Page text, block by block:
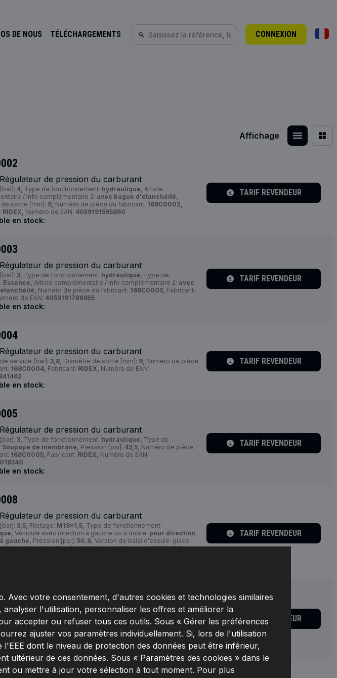
DE NOUS TÉLÉCHARGEMENTS CONNEXION
Avec votre consentement, d'autres cookies et technologies similaires
l'utilisation, personnaliser les offres et améliorer la
accepter ou refuser tous ces outils. Sous « Gérer les préférences
ajuster vos paramètres individuellement. Si, lors de l'utilisation
dont le niveau de protection des données peut être inférieur,
ultérieur de ces données. Sous « Paramètres des cookies » dans le
ou mettre à jour votre sélection à tout moment. Pour plus
Affichage
de pression du carburant
4, Type de fonctionnement: hydraulique, Article
/ Info complémentaire 2: avec bague d'étanchéité,
sortie [mm]: 9, Numéro de pièce du fabricant: 168C0002,
RIDEX, Numéro de EAN: 4059191595860
en stock:
TARIF REVENDEUR
de pression du carburant
3, Type de fonctionnement: hydraulique, Type de
Essence, Article complémentaire / Info complémentaire 2: avec
Numéro de pièce du fabricant: 168C0003, Fabricant:
de EAN: 4059191786855
en stock:
TARIF REVENDEUR
de pression du carburant
service [bar]: 3,8, Diamètre de sortie [mm]: 9, Numéro de pièce
168C0004, Fabricant: RIDEX, Numéro de EAN:
en stock:
TARIF REVENDEUR
de pression du carburant
3, Type de fonctionnement: hydraulique, Type de
Soupape de membrane, Pression [psi]: 43,5, Numéro de pièce
168C0005, Fabricant: RIDEX, Numéro de EAN:
en stock:
TARIF REVENDEUR
de pression du carburant
3,5, Filetage: M18x1,5, Type de fonctionnement:
Véhicule avec direction à gauche ou à droite: pour direction
gauche, Pression [psi]: 50,8, Version de balai d'essuie-glace:
glace plat,Numéro de pièce du fabricant:168C0008,
TARIF REVENDEUR
de pression du carburant
pièce du fabricant: 168C0009,Fabricant:RIDEX,
Numéro de
en stock:
TARIF REVENDEUR